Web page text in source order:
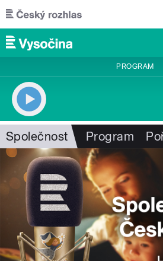
Přejít k hlavnímu obsahu
PROGRAM
Společnost Program